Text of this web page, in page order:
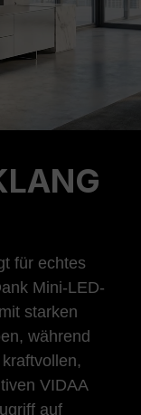
für echtes
Mini-LED-
starken
während
VIDAA
auf